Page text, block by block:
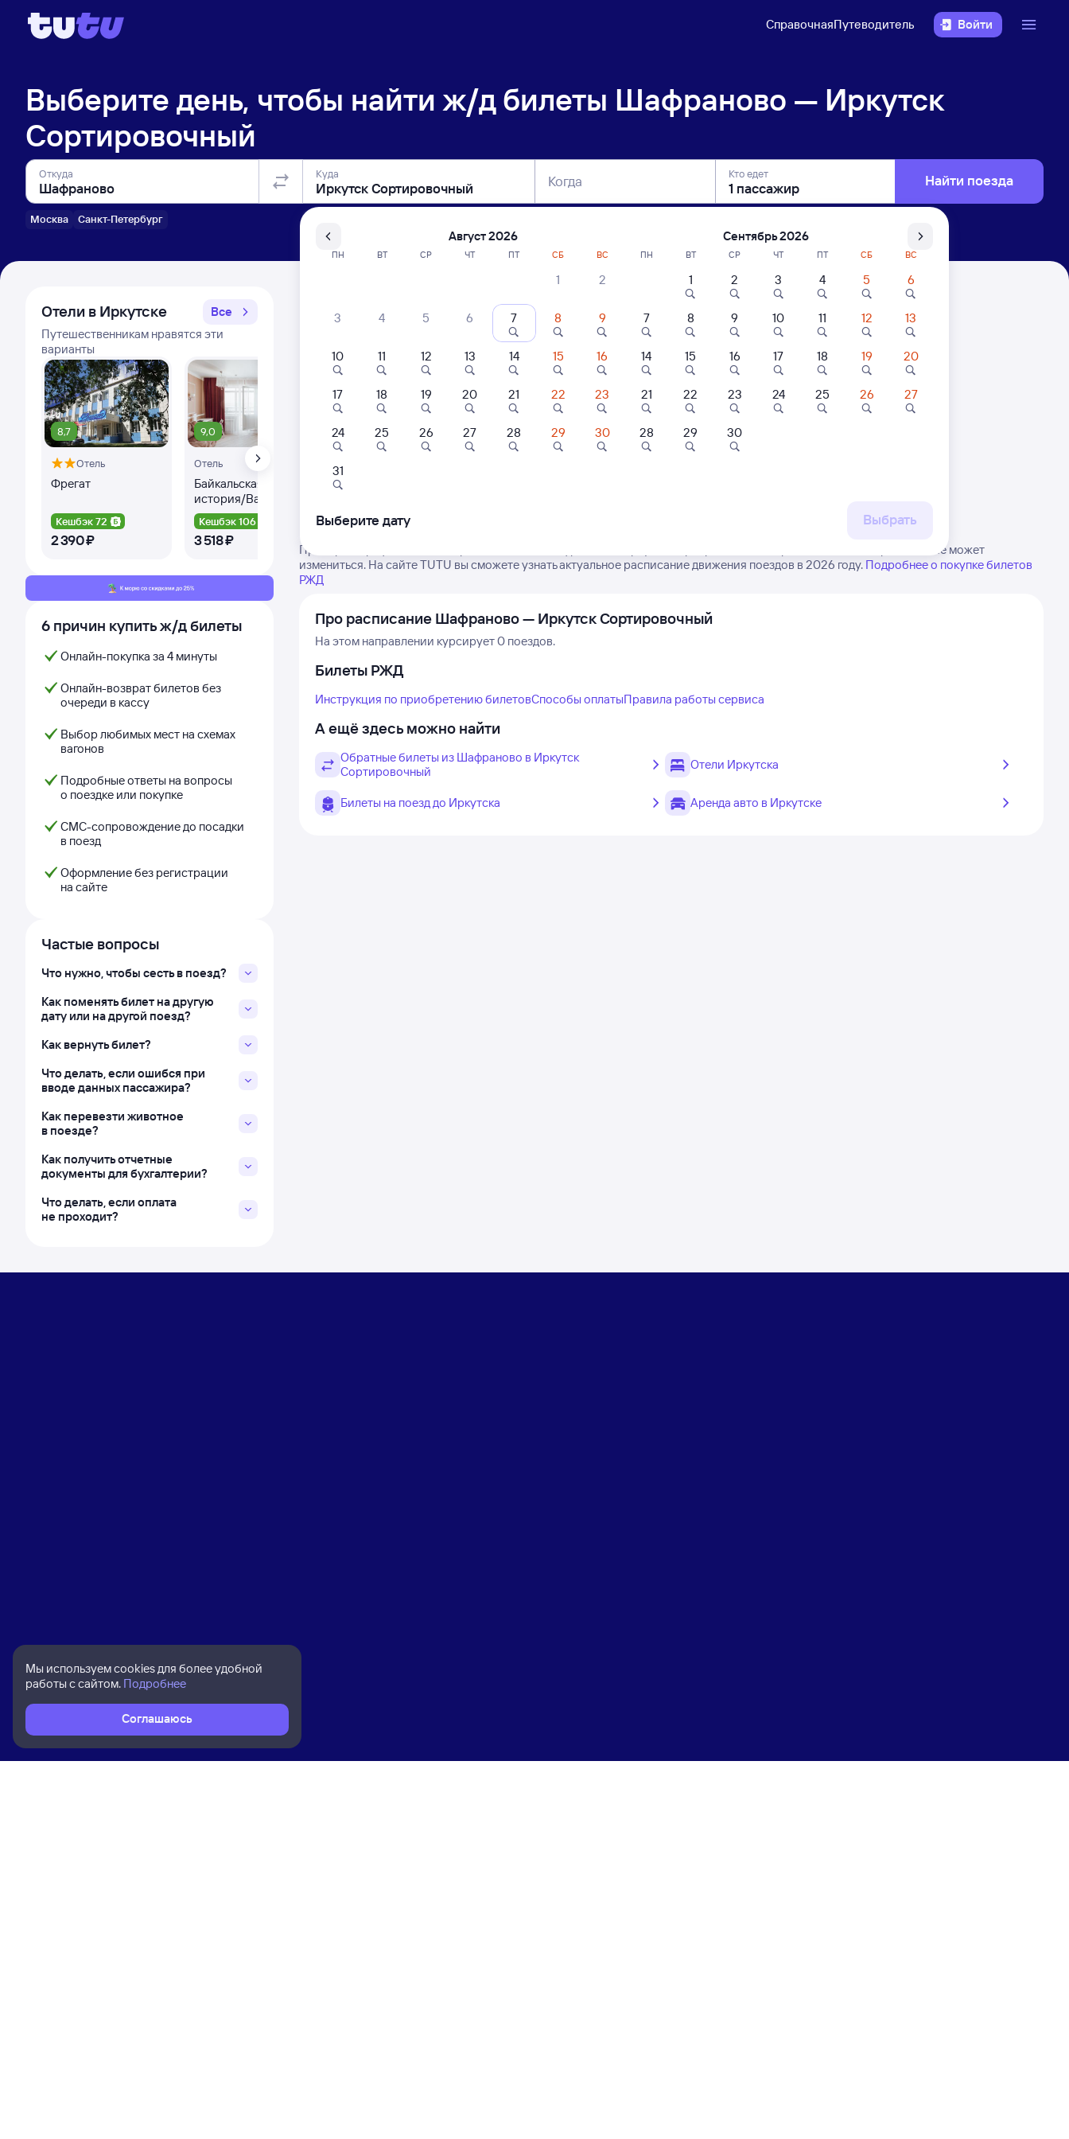
СправочнаяПутеводитель Войти
Выберите день, чтобы найти ж/д билеты Шафраново — Иркутск
Сортировочный
Откуда
Москва Санкт-Петербург
Куда Когда Кто едет Найти поезда
Отели в Иркутске
Все
Путешественникам нравятся эти
варианты
8,7
Отель
Фрегат
Кешбэк 72
2 ⁠390 ⁠₽
9,0
Отель
Байкальская
история/Baikal
Story
Кешбэк 106
3 ⁠518 ⁠₽
8,4
Отель «Иркутск»
Кешбэк 153
8,6
Лермонтова 343/2
6 причин купить ж/д билеты
Онлайн-покупка за 4 минуты
Онлайн-возврат билетов без
очереди в кассу
Выбор любимых мест на схемах
вагонов
Подробные ответы на вопросы
о поездке или покупке
СМС-сопровождение до посадки
в поезд
Оформление без регистрации
на сайте
Частые вопросы
Что нужно, чтобы сесть в поезд?
Как поменять билет на другую
дату или на другой поезд?
Как вернуть билет?
Что делать, если ошибся при
вводе данных пассажира?
Как перевезти животное
в поезде?
Как получить отчетные
документы для бухгалтерии?
Что делать, если оплата
не проходит?
Расписание поездов Шафраново — Иркутск Сортировочный
Нет рейсов по этому маршруту
Проверьте график движения рейсов РЖД из Шафраново в Иркутск Сортировочный. Обратите внимание, расписание может
измениться. На сайте TUTU вы сможете узнать актуальное расписание движения поездов в 2026 году. Подробнее о покупке билетов
РЖД
Про расписание Шафраново — Иркутск Сортировочный
На этом направлении курсирует 0 поездов.
Билеты РЖД
Инструкция по приобретению билетовСпособы оплатыПравила работы сервиса
А ещё здесь можно найти
Обратные билеты из Шафраново в Иркутск
Сортировочный
Отели Иркутска
Билеты на поезд до Иркутска Аренда авто в Иркутске
Мы используем cookies для более удобной
работы с сайтом. Подробнее
Соглашаюсь
Август 2026
ПН ВТ СР ЧТ ПТ СБ ВС
1 2
3 4 5 6 7 8 9
10 11 12 13 14 15 16
17 18 19 20 21 22 23
24 25 26 27 28 29 30
31
Сентябрь 2026
ПН ВТ СР ЧТ ПТ СБ ВС
1 2 3 4 5 6
7 8 9 10 11 12 13
14 15 16 17 18 19 20
21 22 23 24 25 26 27
28 29 30
Выберите дату Выбрать